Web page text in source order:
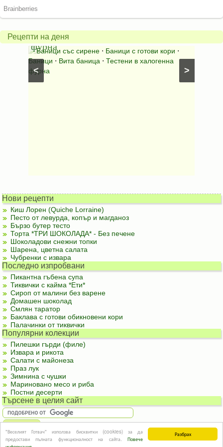
Разбрах
"Веселият Готвач" използва бисквитки (cookies) за да
предостави пълната функционалност на сайта. Повече
Рецепти на деня
>
<
баница
в
халогенна
фурна
Баници със сирене ⋅ Баници с готови кори ⋅
Баници ⋅ Вита баница ⋅ Тестени в халогенна
фурна
за
Нови рецепти
Киш Лорен (Quiche Lorraine)
Песто от левурда, копър и магданоз
Бързо бутер тесто
Торта *ТРИ ШОКОЛАДА* - Без печене
Шоколадови снежни топки
Шарена, цветна салата
Чубренки с извара
Последно изпробвани
Пикантна гъбена супа
Тиквички с кайма *Ети*
Сироп от малини без варене
Домашен шоколад
Смлян таратор
Баклава с готови обикновени кори
Палачинки от тиквички
Популярни колекции
Пилешки гърди (филе)
Извара и рикота
Салати с майонеза
Праз лук
Зимнина с чушки
Мариновано месо и риба
Постни десерти
Търсене в целия сайт
За реклама| За контакти|Подкрепете ни | Правила и условия|
информация
© Информацията в този сайт или части от нея не могат да бъдат използвани без